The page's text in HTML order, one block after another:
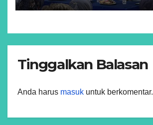
Tinggalkan Balasan
Anda harus masuk untuk berkomentar.